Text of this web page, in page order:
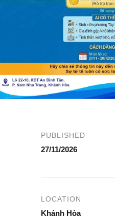
PUBLISHED
27/11/2026
LOCATION
Khánh Hòa